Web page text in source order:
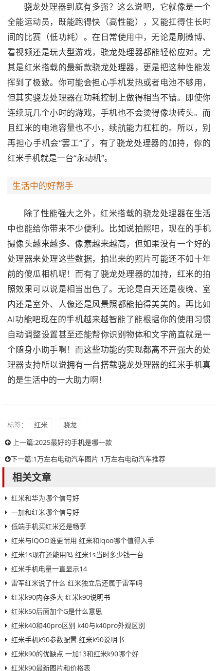
骁龙处理器到底有多强？这么说吧，它就像是一个
全能运动员，既能跑得快（高性能），又能扛得住长时
间的比赛（低功耗）。在日常使用中，无论是刷微博、
看视频还是玩大型游戏，骁龙处理器都能轻松应对。尤
其是红米搭载的最新款骁龙处理器，更是把这种性能发
挥到了极致。你可能会担心手机发热或者电池不够用，
但其实骁龙处理器在功耗控制上做得相当不错。即使你
连续玩几个小时的游戏，手机也不会烫得像块砖头。而
且红米的电池容量也不小，续航能力杠杠的。所以，别
再担心手机会“罢工”了，有了骁龙处理器的加持，你的
红米手机就是一台“永动机”。
生活中的好帮手
除了性能强大之外，红米搭载的骁龙处理器在生活
中也能给你带来不少便利。比如说拍照吧，现在的手机
摄像头越来越多、像素越来越高，但如果没有一个好的
处理器来处理这些数据，拍出来的照片可能还不如十年
前的傻瓜相机呢！而有了骁龙处理器的加持，红米的拍
照效果可以说是相当出色了。无论是白天还是夜晚、室
内还是室外、人像还是风景照都能拍得美美的。再比如
AI功能吧现在的手机越来越智能了能根据你的使用习惯
自动调整设置甚至还能帮你识别物体和文字简直就是一
个随身小助手啊！而这些功能的实现都离不开强大的处
理器支持所以说拥有一台搭载骁龙处理器的红米手机真
的是生活中的一大助力啊！
标签： 红米
骁龙
上一篇:2025最好的手机是哪一款
下一篇:1万左右电动汽车图片 1万左右电动汽车推荐
相关文章
红米和华为哪个信号好
一加和红米哪个信号好
低端手机买红米还是畅享
红米与IQOO谁更耐用 红米和iqoo哪个值得入手
红米1s现在还能用吗 红米1s当时多少钱一台
红米手机电量一直显示14
雷军红米说了什么 红米独立后还属于雷军吗
红米k90内存多大 红米k90说明书
红米k50后面加个G是什么意思
红米k40和40pro区别 k40与k40pro外观区别
红米手机k90参数配置 红米k90说明书
红米k90的优缺点 一加13和红米k90哪个好
红米k90最新图片和价格表